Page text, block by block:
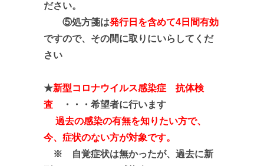
ださい。
⑤処方箋は発行日を含めて4日間有効
ですので、その間に取りにいらしてくだ
さい
★新型コロナウイルス感染症 抗体検
査 ・・・希望者に行います
過去の感染の有無を知りたい方で、
今、症状のない方が対象です。
※ 自覚症状は無かったが、過去に新